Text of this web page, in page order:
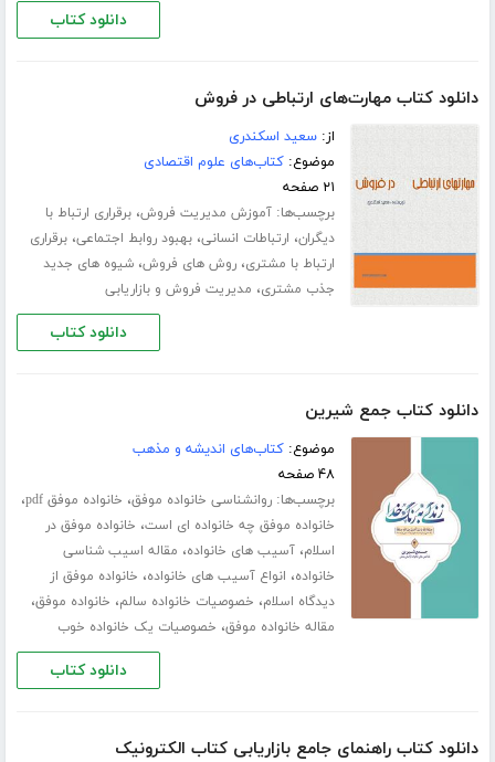
دانلود کتاب
دانلود کتاب مهارت‌های ارتباطی در فروش
از:سعید اسکندری
موضوع:کتاب‌های علوم اقتصادی
۲۱ صفحه
برچسب‌ها:آموزش مدیریت فروش،برقراری ارتباط با
دیگران، ارتباطات انسانی،بهبود روابط اجتماعی،برقراری
ارتباط با مشتری،روش های فروش،شیوه های جدید
جذب مشتری، مدیریت فروش و بازاریابی
دانلود کتاب
دانلود کتاب جمع شیرین
موضوع:کتاب‌های اندیشه و مذهب
۴۸ صفحه
برچسب‌ها:روانشناسی خانواده موفق، خانواده موفق pdf ،
خانواده موفق چه خانواده ای است، خانواده موفق در
اسلام،آسیب های خانواده، مقاله اسیب شناسی
خانواده، انواع آسیب های خانواده، خانواده موفق از
دیدگاه اسلام، خصوصیات خانواده سالم، خانواده موفق،
مقاله خانواده موفق، خصوصیات یک خانواده خوب
دانلود کتاب
دانلود کتاب راهنمای جامع بازاریابی کتاب الکترونیک